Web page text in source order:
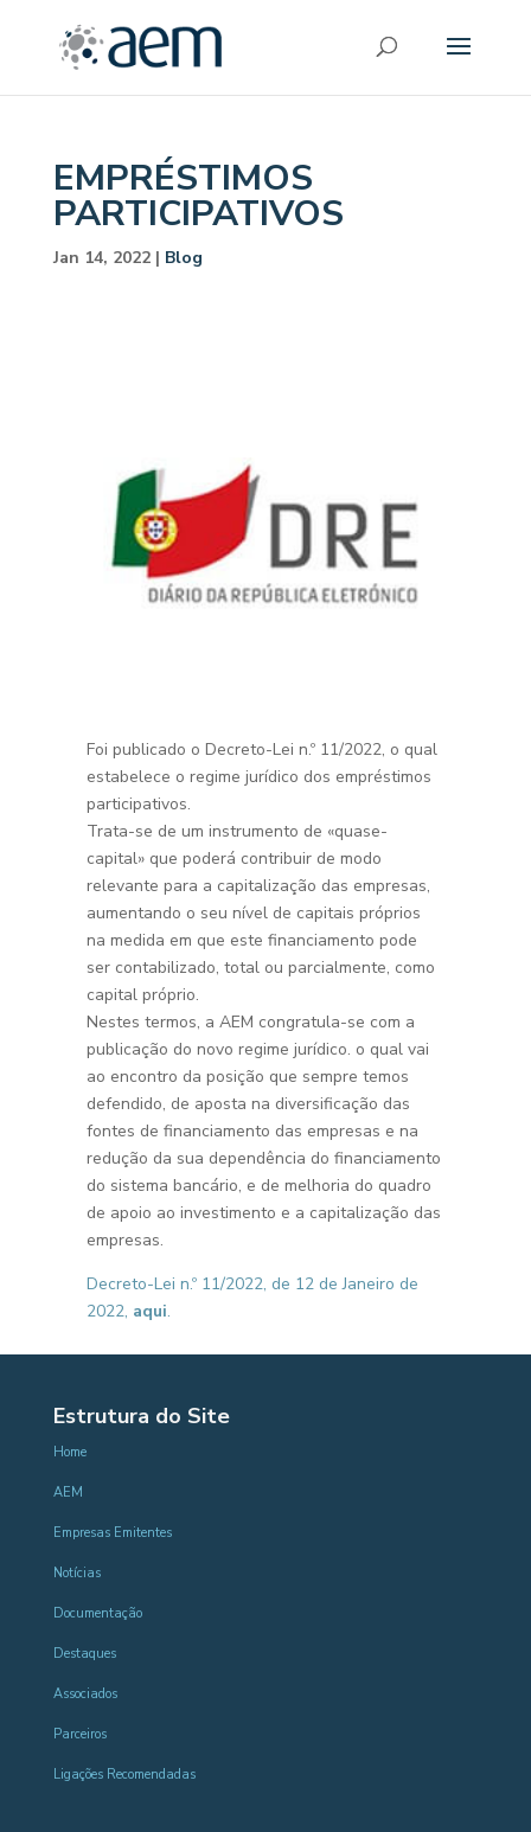
EMPRÉSTIMOS
PARTICIPATIVOS
Jan 14, 2022| Blog
Foi publicado o Decreto-Lei n.º 11/2022, o qual
estabelece o regime jurídico dos empréstimos
participativos.
Trata-se de um instrumento de «quase-
capital» que poderá contribuir de modo
relevante para a capitalização das empresas,
aumentando o seu nível de capitais próprios
na medida em que este financiamento pode
ser contabilizado, total ou parcialmente, como
capital próprio.
Nestes termos, a AEM congratula-se com a
publicação do novo regime jurídico. o qual vai
ao encontro da posição que sempre temos
defendido, de aposta na diversificação das
fontes de financiamento das empresas e na
redução da sua dependência do financiamento
do sistema bancário, e de melhoria do quadro
de apoio ao investimento e a capitalização das
empresas.
Decreto-Lei n.º 11/2022, de 12 de Janeiro de
2022, aqui.
Estrutura do Site
Home
AEM
Empresas Emitentes
Notícias
Documentação
Destaques
Associados
Parceiros
Ligações Recomendadas